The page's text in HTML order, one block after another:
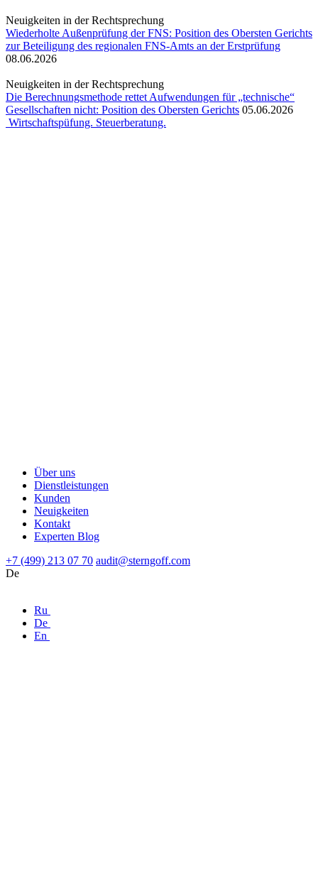
Neuigkeiten in der Rechtsprechung
Wiederholte Außenprüfung der FNS: Position des Obersten Gerichts
zur Beteiligung des regionalen FNS-Amts an der Erstprüfung
08.06.2026
Neuigkeiten in der Rechtsprechung
Die Berechnungsmethode rettet Aufwendungen für „technische“
Gesellschaften nicht: Position des Obersten Gerichts 05.06.2026
Wirtschaftspüfung. Steuerberatung.
Über uns
Dienstleistungen
Kunden
Neuigkeiten
Kontakt
Experten Blog
+7 (499) 213 07 70 audit@sterngoff.com
De
Ru
De
En